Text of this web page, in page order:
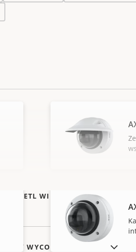
WYŚWIETL WIĘCEJ
WYCOFANE Z RYNKU